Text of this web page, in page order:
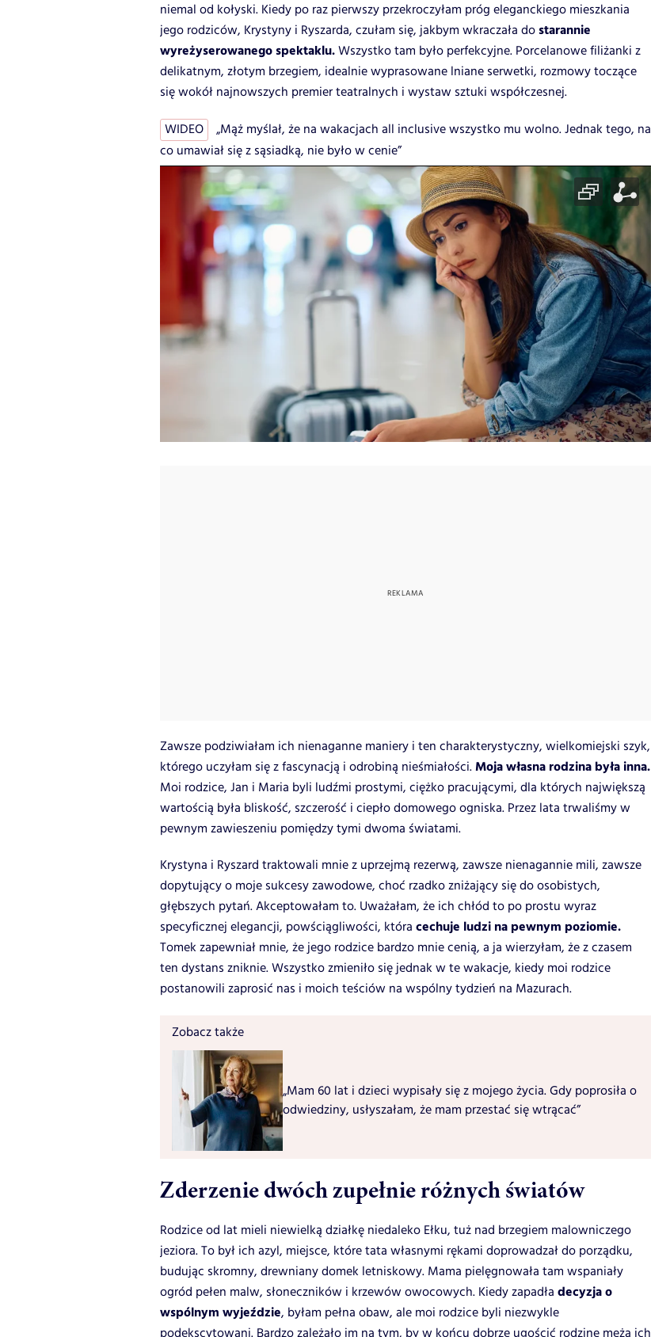
niemal od kołyski. Kiedy po raz pierwszy przekroczyłam próg eleganckiego mieszkania
jego rodziców, Krystyny i Ryszarda, czułam się, jakbym wkraczała dostarannie
wyreżyserowanego spektaklu.Wszystko tam było perfekcyjne. Porcelanowe filiżanki z
delikatnym, złotym brzegiem, idealnie wyprasowane lniane serwetki, rozmowy toczące
się wokół najnowszych premier teatralnych i wystaw sztuki współczesnej.
WIDEO
„Mąż myślał, że na wakacjach all inclusive wszystko mu wolno. Jednak tego, na
co umawiał się z sąsiadką, nie było w cenie”
Zawsze podziwiałam ich nienaganne maniery i ten charakterystyczny, wielkomiejski szyk,
którego uczyłam się z fascynacją i odrobiną nieśmiałości.Moja własna rodzina była inna.
Moi rodzice, Jan i Maria byli ludźmi prostymi, ciężko pracującymi, dla których największą
wartością była bliskość, szczerość i ciepło domowego ogniska. Przez lata trwaliśmy w
pewnym zawieszeniu pomiędzy tymi dwoma światami.
Krystyna i Ryszard traktowali mnie z uprzejmą rezerwą, zawsze nienagannie mili, zawsze
dopytujący o moje sukcesy zawodowe, choć rzadko zniżający się do osobistych,
głębszych pytań. Akceptowałam to. Uważałam, że ich chłód to po prostu wyraz
specyficznej elegancji, powściągliwości, która cechuje ludzi na pewnym poziomie.
Tomek zapewniał mnie, że jego rodzice bardzo mnie cenią, a ja wierzyłam, że z czasem
ten dystans zniknie. Wszystko zmieniło się jednak w te wakacje, kiedy moi rodzice
postanowili zaprosić nas i moich teściów na wspólny tydzień na Mazurach.
Zobacz także
„Mam 60 lat i dzieci wypisały się z mojego życia. Gdy poprosiła o
odwiedziny, usłyszałam, że mam przestać się wtrącać”
Zderzenie dwóch zupełnie różnych światów
Rodzice od lat mieli niewielką działkę niedaleko Ełku, tuż nad brzegiem malowniczego
jeziora. To był ich azyl, miejsce, które tata własnymi rękami doprowadzał do porządku,
budując skromny, drewniany domek letniskowy. Mama pielęgnowała tam wspaniały
ogród pełen malw, słoneczników i krzewów owocowych. Kiedy zapadła decyzja o
wspólnym wyjeździe, byłam pełna obaw, ale moi rodzice byli niezwykle